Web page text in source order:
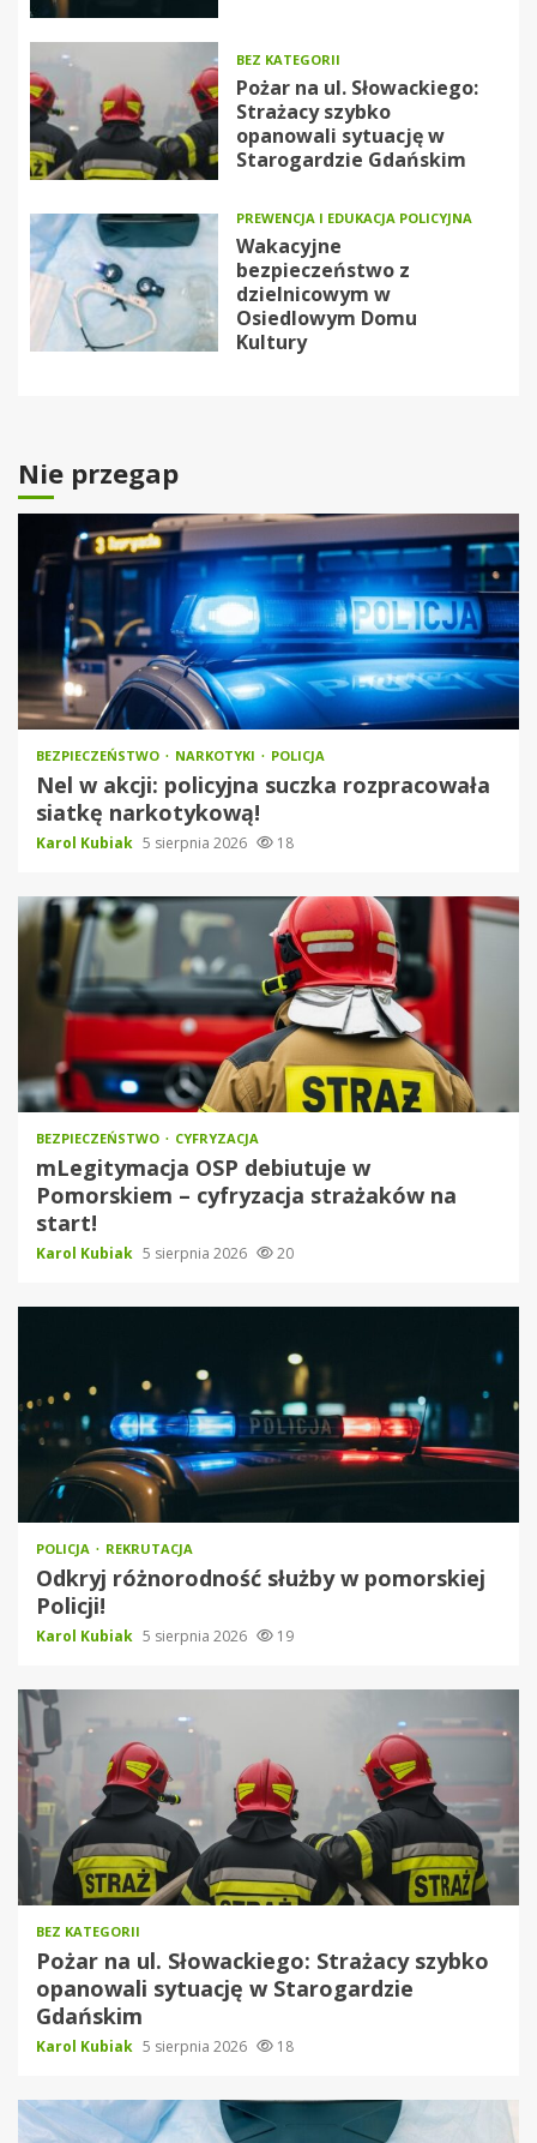
BEZ KATEGORII
Pożar na ul. Słowackiego:
Strażacy szybko
opanowali sytuację w
Starogardzie Gdańskim
PREWENCJA I EDUKACJA POLICYJNA
Wakacyjne
bezpieczeństwo z
dzielnicowym w
Osiedlowym Domu
Kultury
Nie przegap
BEZPIECZEŃSTWO NARKOTYKI POLICJA
Nel w akcji: policyjna suczka rozpracowała
siatkę narkotykową!
Karol Kubiak 5 sierpnia 2026 18
BEZPIECZEŃSTWO CYFRYZACJA
mLegitymacja OSP debiutuje w
Pomorskiem – cyfryzacja strażaków na
start!
Karol Kubiak 5 sierpnia 2026 20
POLICJA REKRUTACJA
Odkryj różnorodność służby w pomorskiej
Policji!
Karol Kubiak 5 sierpnia 2026 19
BEZ KATEGORII
Pożar na ul. Słowackiego: Strażacy szybko
opanowali sytuację w Starogardzie
Gdańskim
Karol Kubiak 5 sierpnia 2026 18